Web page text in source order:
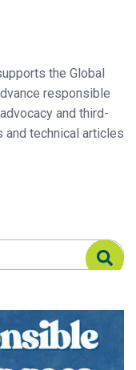
the Global
responsible
and third-
and technical articles